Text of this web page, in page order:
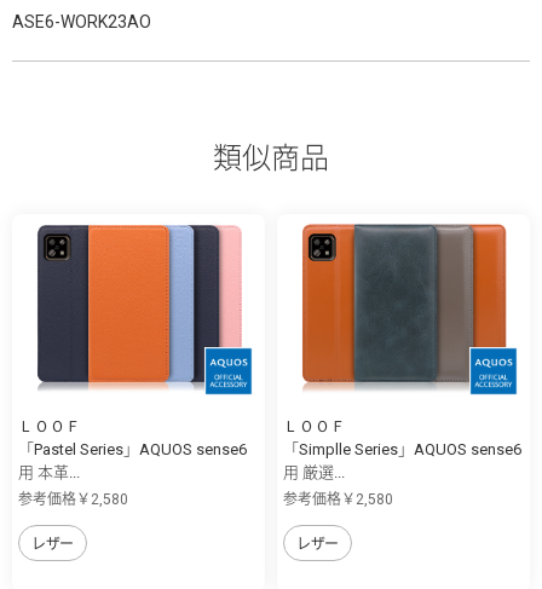
ASE6-WORK23AO
類似商品
ＬＯＯＦ
「Pastel Series」AQUOS sense6
用 本革...
参考価格￥2,580
レザー
ＬＯＯＦ
「Simplle Series」AQUOS sense6
用 厳選...
参考価格￥2,580
レザー